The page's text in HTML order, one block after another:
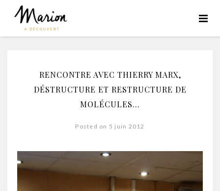
RENCONTRE AVEC THIERRY MARX,
DÉSTRUCTURE ET RESTRUCTURE DE
MOLÉCULES…
Posted on 5 juin 2012